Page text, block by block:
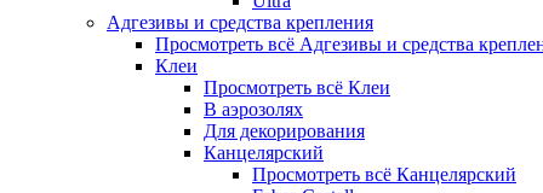
Адгезивы и средства крепления
Просмотреть всё Адгезивы и средства
Клеи
Просмотреть всё Клеи
В аэрозолях
Для декорирования
Канцелярский
Просмотреть всё Канцелярский